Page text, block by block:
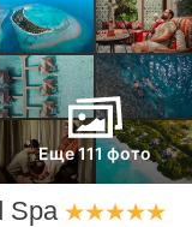
Еще 111 фото
Spa